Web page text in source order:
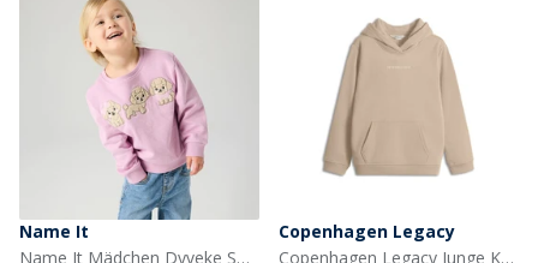
Name It
Name It Mädchen Dyveke Sweatshirt Mauve Mist
Copenhagen Legacy
Copenhagen Legacy Junge Kapuzenpullover Wüste